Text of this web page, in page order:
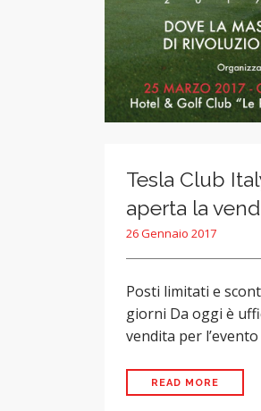
Tesla Club
aperta la
26 Gennaio 2017
Posti limitati e
giorni Da oggi è
vendita per
READ MORE